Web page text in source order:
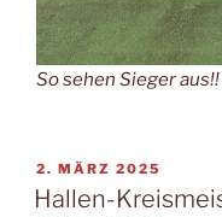
So sehen Sieger aus!!
VERÖFFENTLICHT
AM
2. MÄRZ 2025
Hallen-